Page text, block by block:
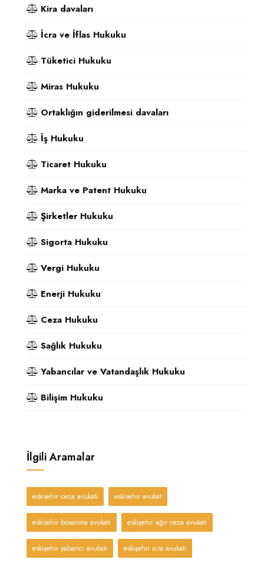
Kira davaları
İcra ve İflas Hukuku
Tüketici Hukuku
Miras Hukuku
Ortaklığın giderilmesi davaları
İş Hukuku
Ticaret Hukuku
Marka ve Patent Hukuku
Şirketler Hukuku
Sigorta Hukuku
Vergi Hukuku
Enerji Hukuku
Ceza Hukuku
Sağlık Hukuku
Yabancılar ve Vatandaşlık Hukuku
Bilişim Hukuku
İlgili Aramalar
eskisehir ceza avukati eskisehir avukat
eskisehir bosanma avukati eskişehir ağır ceza avukatı
eskişehir yabancı avukatı eskişehir icra avukatı